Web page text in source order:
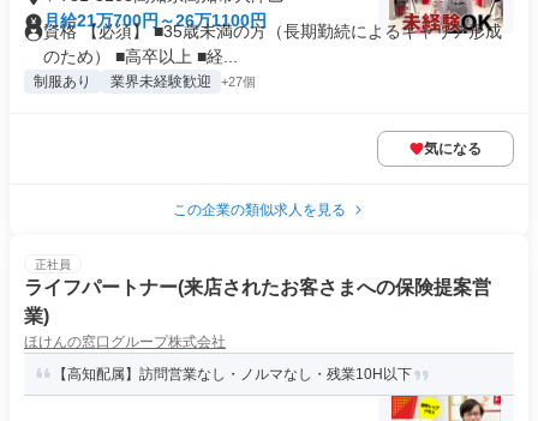
月給21万700円～26万1100円
資格 【必須】 ■35歳未満の方（長期勤続によるキャリア形成
のため） ■高卒以上 ■経...
制服あり 業界未経験歓迎 +27個
気になる
この企業の類似求人を見る
正社員
ライフパートナー(来店されたお客さまへの保険提案営
業)
ほけんの窓口グループ株式会社
【高知配属】訪問営業なし・ノルマなし・残業10H以下